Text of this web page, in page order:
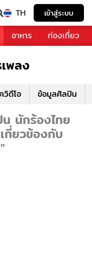
TH เข้าสู่ระบบ
อาหาร ท่องเที่ยว
พลง
วิดีโอ ข้อมูลศิลปิน
นักร้องไทย
กี่ยวข้องกับ